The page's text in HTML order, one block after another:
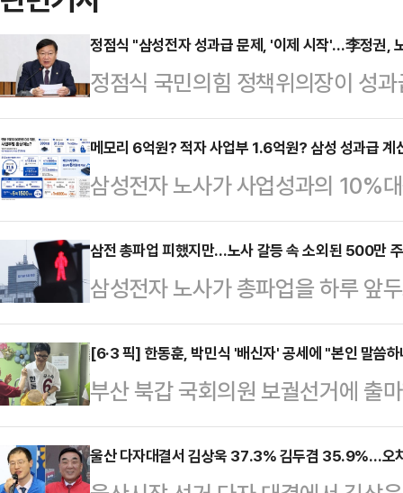
정점식 "삼성전자 성과급 문제, '이제 시작'…李정권,
정점식 국민의힘 정책위의장이 성
전자 노사가 극적으로 잠정 합의안
제는 끝이 아니라 '이제 시작'일 뿐"
원장을 겸하고 있는 정점식 의장은
교섭 끝에 파업을 유보했다는 소식
지 모른다"며 "하지만 착각하지 말
는 "성과급을 둘러싼 기업들의 연
며 "이미 카카오…
메모리 6억원? 적자 사업부 1.6억원? 삼성 성과급 계
삼성전자 노사가 사업성과의 10%
보상안에 합의하면서 반도체(DS)
게 됐다. 메모리사업부 직원들은 최
전망이 나오고, 적자를 이어가고 있
6000만원 수준의 성과급을 확보할
자 노사가 도출한 '2026년 성과급
성과급(OPI) 체계를 유지하면서
설한 점이다.노사…
삼전 총파업 피했지만…노사 갈등 속 소외된 500만
삼성전자 노사가 총파업을 하루 앞
약 500만명에 달하는 주주 목소리
로 주가 변동성과 투자 불안이 커졌
족했다는 것이다.21일 업계에 따르
이날 2026년 임금협상 잠정 합의
별경영성과급 지급 기준과 자사주
[6·3 픽] 한동훈, 박민식 '배신자' 공세에 "본인 말씀
부산 북갑 국회의원 보궐선거에 출
일 '배신자' 공세를 이어가는 박민
좋겠다"고 반박했다.한동훈 후보는
울산 다자대결서 김상욱 37.3% 김두겸 35.9%…오